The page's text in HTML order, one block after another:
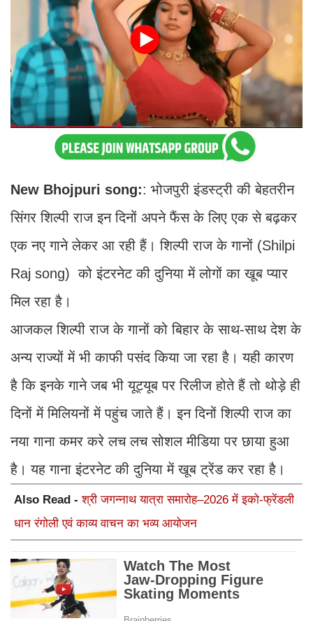
New Bhojpuri song:: भोजपुरी इंडस्ट्री की बेहतरीन
सिंगर शिल्पी राज इन दिनों अपने फैंस के लिए एक से बढ़कर
एक नए गाने लेकर आ रही हैं। शिल्पी राज के गानों (Shilpi
Raj song) को इंटरनेट की दुनिया में लोगों का खूब प्यार
मिल रहा है।
आजकल शिल्पी राज के गानों को बिहार के साथ-साथ देश के
अन्य राज्यों में भी काफी पसंद किया जा रहा है। यही कारण
है कि इनके गाने जब भी यूट्यूब पर रिलीज होते हैं तो थोड़े ही
दिनों में मिलियनों में पहुंच जाते हैं। इन दिनों शिल्पी राज का
नया गाना कमर करे लच लच सोशल मीडिया पर छाया हुआ
है। यह गाना इंटरनेट की दुनिया में खूब ट्रेंड कर रहा है।
Also Read -श्री जगन्नाथ यात्रा समारोह–2026 में इको-फ्रेंडली
धान रंगोली एवं काव्य वाचन का भव्य आयोजन